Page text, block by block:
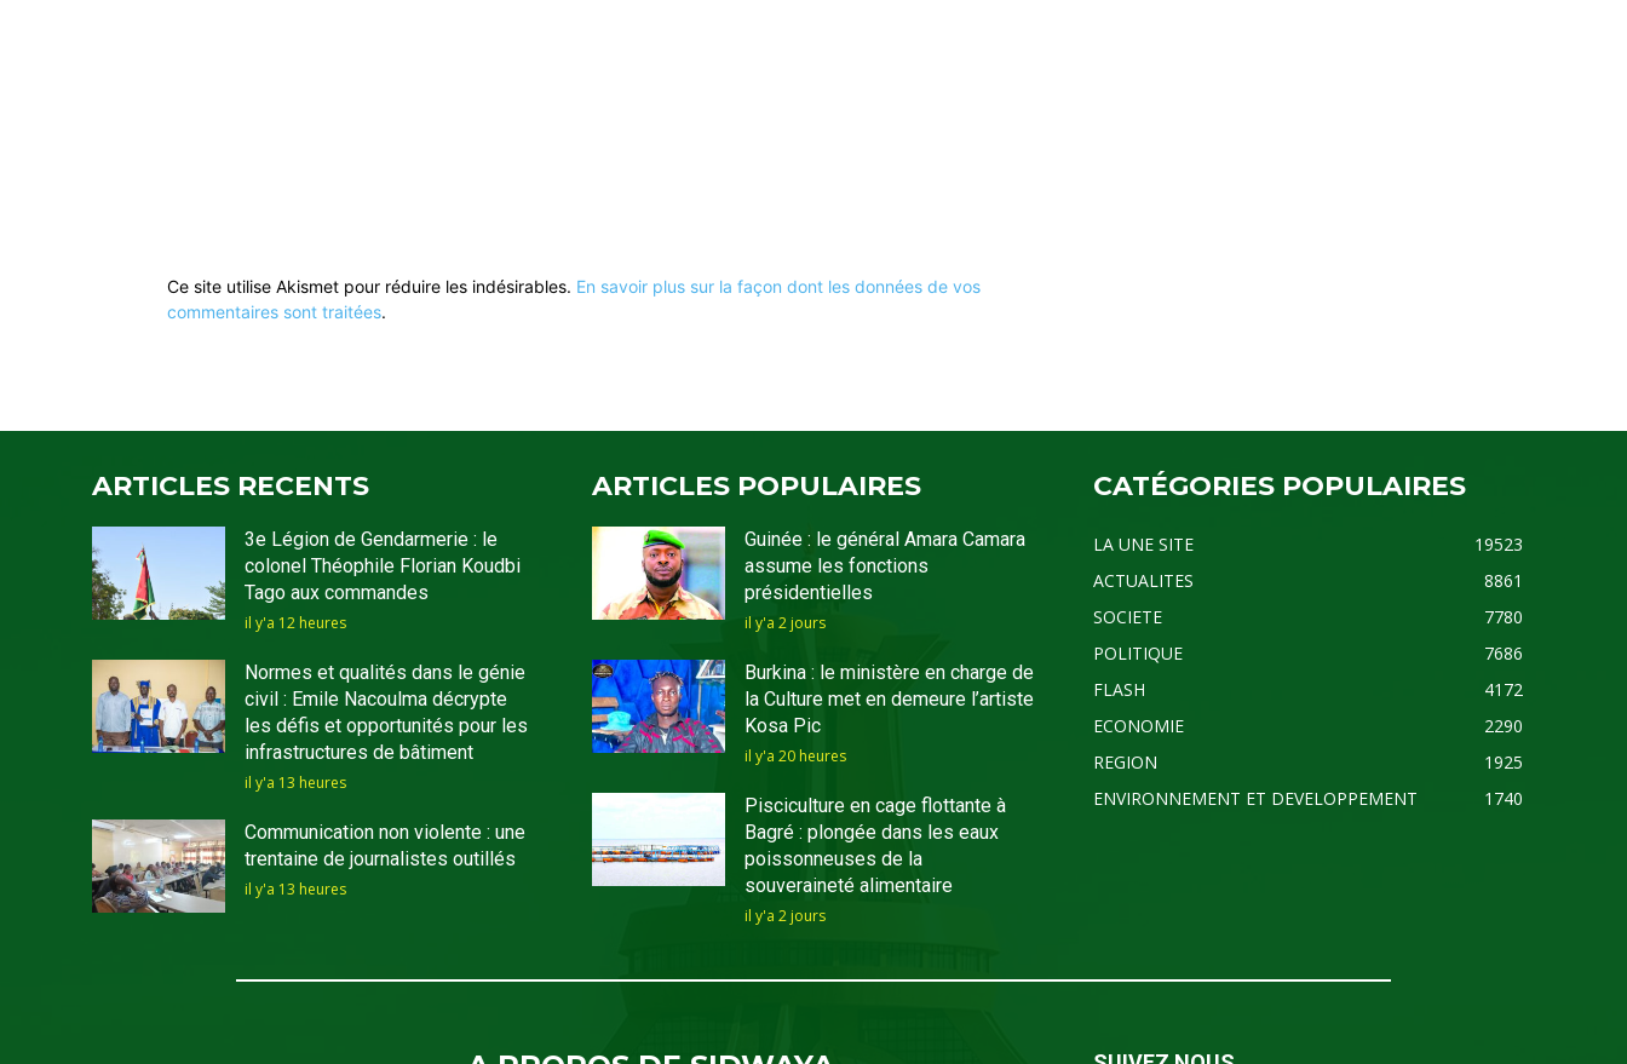
Ce site utilise Akismet pour réduire les indésirables. En savoir plus sur la façon dont les données de vos
commentaires sont traitées.
ARTICLES RECENTS
3e Légion de Gendarmerie : le
colonel Théophile Florian Koudbi
Tago aux commandes
il y'a 12 heures
Normes et qualités dans le génie
civil : Emile Nacoulma décrypte
les défis et opportunités pour les
infrastructures de bâtiment
il y'a 13 heures
Communication non violente : une
trentaine de journalistes outillés
il y'a 13 heures
ARTICLES POPULAIRES
Guinée : le général Amara Camara
assume les fonctions
présidentielles
il y'a 2 jours
Burkina : le ministère en charge de
la Culture met en demeure l’artiste
Kosa Pic
il y'a 20 heures
Pisciculture en cage flottante à
Bagré : plongée dans les eaux
poissonneuses de la
souveraineté alimentaire
il y'a 2 jours
CATÉGORIES POPULAIRES
LA UNE SITE
19523
ACTUALITES
8861
SOCIETE
7780
POLITIQUE
7686
FLASH
4172
ECONOMIE
2290
REGION
1925
ENVIRONNEMENT ET DEVELOPPEMENT
1740